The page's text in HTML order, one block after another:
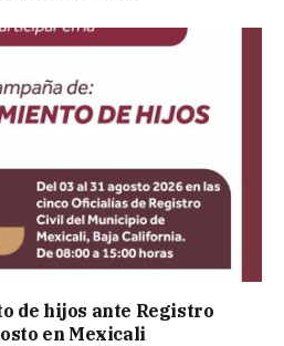
de hijos ante Registro
en Mexicali